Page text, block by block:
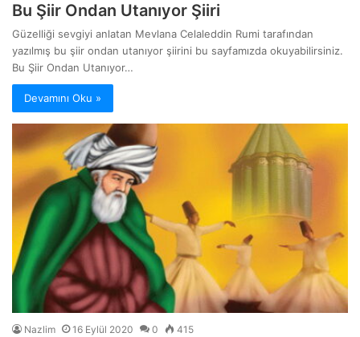
Bu Şiir Ondan Utanıyor Şiiri
Güzelliği sevgiyi anlatan Mevlana Celaleddin Rumi tarafından
yazılmış bu şiir ondan utanıyor şiirini bu sayfamızda okuyabilirsiniz.
Bu Şiir Ondan Utanıyor…
Devamını Oku »
Nazlim 16 Eylül 2020 0 415